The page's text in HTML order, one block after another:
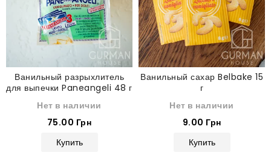
Ванильный разрыхлитель
для выпечки Paneangeli 48 г
Нет в наличии
75.00 Грн
Купить
Ванильный сахар Belbake 15
г
Нет в наличии
9.00 Грн
Купить